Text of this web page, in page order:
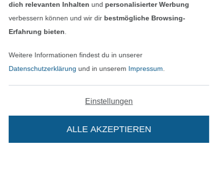
Alle Preise inkl. der gesetzl. MwSt.
Deutsch
Nederlands
In den niederländischen
(France)
In den
dich relevanten Inhalten und personalisierter Werbung
verbessern können und wir dir bestmögliche Browsing-
Erfahrung bieten
Weitere Informationen findest du in unserer
Datenschutzerklärung und in unserem Impressum
Einstellungen
ALLE AKZEPTIEREN